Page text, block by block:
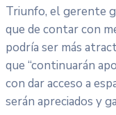
Triunfo, el gerente
que de contar con
podría ser más
que “continuarán
con dar acceso a
serán apreciados y